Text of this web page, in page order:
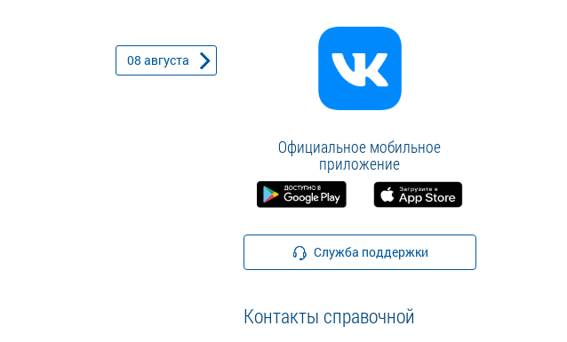
08 августа
Официальное мобильное
приложение
Служба поддержки
Контакты справочной